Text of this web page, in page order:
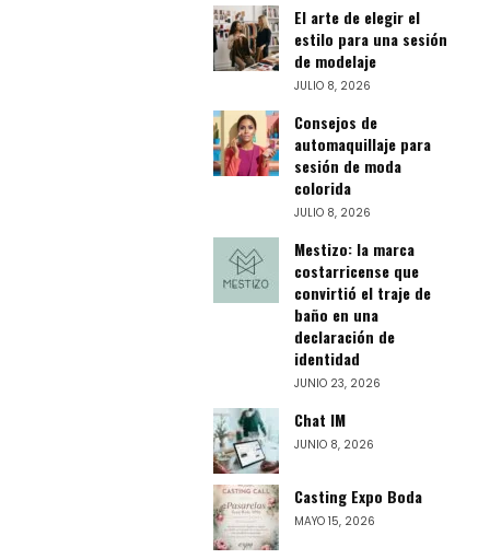
El arte de elegir el
estilo para una sesión
de modelaje
JULIO 8, 2026
Consejos de
automaquillaje para
sesión de moda
colorida
JULIO 8, 2026
Mestizo: la marca
costarricense que
convirtió el traje de
baño en una
declaración de
identidad
JUNIO 23, 2026
Chat IM
JUNIO 8, 2026
Casting Expo Boda
MAYO 15, 2026